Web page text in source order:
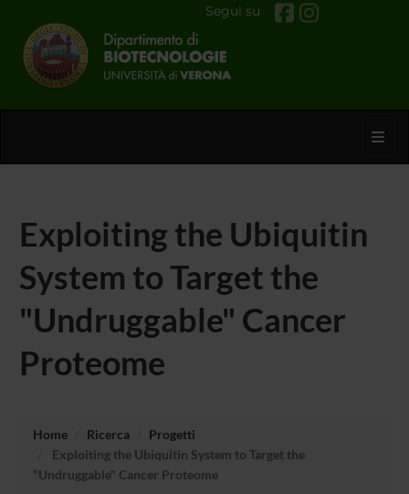
Segui su
Exploiting the Ubiquitin
System to Target the
"Undruggable" Cancer
Proteome
Home Ricerca
Progetti
Exploiting the Ubiquitin System to Target the
"Undruggable" Cancer Proteome